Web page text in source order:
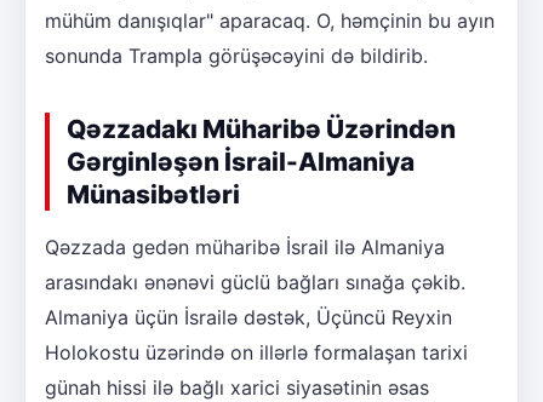
mühüm danışıqlar" aparacaq. O, həmçinin bu ayın
sonunda Trampla görüşəcəyini də bildirib.
Qəzzadakı Müharibə Üzərindən
Gərginləşən İsrail-Almaniya
Münasibətləri
Qəzzada gedən müharibə İsrail ilə Almaniya
arasındakı ənənəvi güclü bağları sınağa çəkib.
Almaniya üçün İsrailə dəstək, Üçüncü Reyxin
Holokostu üzərində on illərlə formalaşan tarixi
günah hissi ilə bağlı xarici siyasətinin əsas